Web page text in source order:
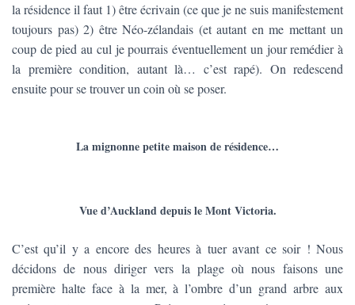
la résidence il faut 1) être écrivain (ce que je ne suis manifestement
toujours pas) 2) être Néo-zélandais (et autant en me mettant un
coup de pied au cul je pourrais éventuellement un jour remédier à
la première condition, autant là… c’est rapé). On redescend
ensuite pour se trouver un coin où se poser.
La mignonne petite maison de résidence…
Vue d’Auckland depuis le Mont Victoria.
C’est qu’il y a encore des heures à tuer avant ce soir ! Nous
décidons de nous diriger vers la plage où nous faisons une
première halte face à la mer, à l’ombre d’un grand arbre aux